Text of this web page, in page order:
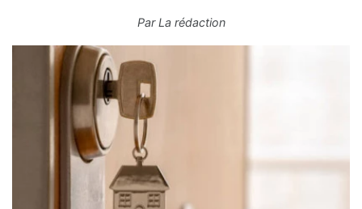
ParLa rédaction